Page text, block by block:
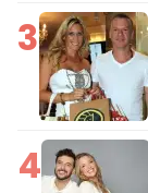
3
4